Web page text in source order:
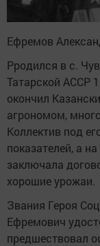
Ефремов
Рродился в с.
Татарской АССР
окончил
агрономом,
Коллектив под
показателей, а
заключала
хорошие урожаи.
Звания Героя
Ефремович
предшествовал